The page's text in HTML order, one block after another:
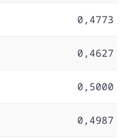
0,4773
0,4627
0,5000
0,4987